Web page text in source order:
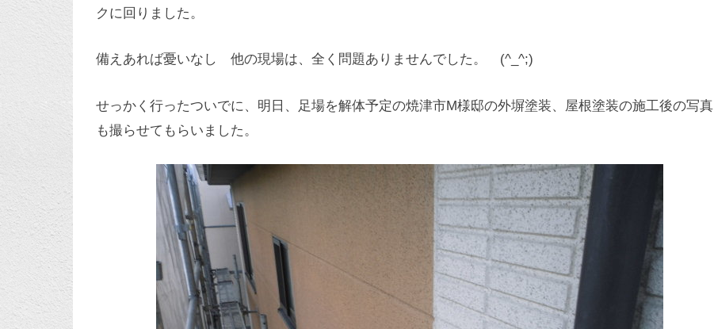
クに回りました。
備えあれば憂いなし 他の現場は、全く問題ありませんでした。 (^_^;)
せっかく行ったついでに、明日、足場を解体予定の焼津市M様邸の外塀塗装、屋根塗装の施工後の写真
も撮らせてもらいました。